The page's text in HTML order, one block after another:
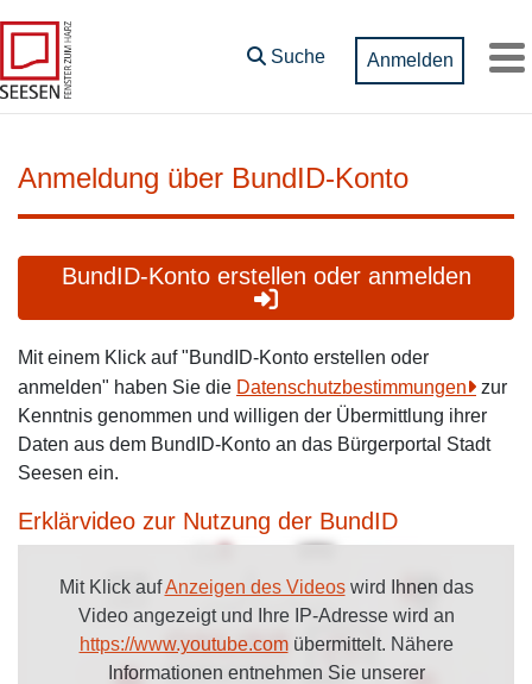
Zum Hauptinhalt springen
Suche Anmelden
Anmeldung über BundID-Konto
BundID-Konto erstellen oder anmelden
Mit einem Klick auf "BundID-Konto erstellen oder
anmelden" haben Sie die Datenschutzbestimmungen
zur
Kenntnis genommen und willigen der Übermittlung ihrer
Daten aus dem BundID-Konto an das Bürgerportal Stadt
Seesen ein.
Erklärvideo zur Nutzung der BundID
Mit Klick aufAnzeigen des Videoswird Ihnen das
Video angezeigt und Ihre IP-Adresse wird an
https://www.youtube.comübermittelt. Nähere
Informationen entnehmen Sie unserer